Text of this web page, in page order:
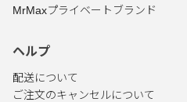
MrMaxプライベートブランド
ヘルプ
配送について
ご注文のキャンセルについて